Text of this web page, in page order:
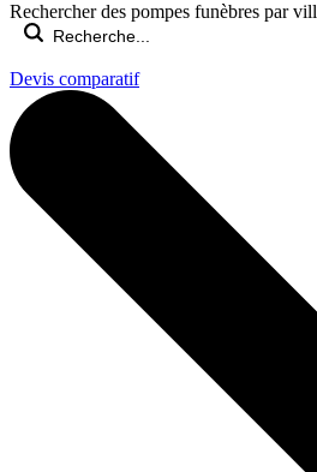
Rechercher des pompes funèbres par
Devis comparatif